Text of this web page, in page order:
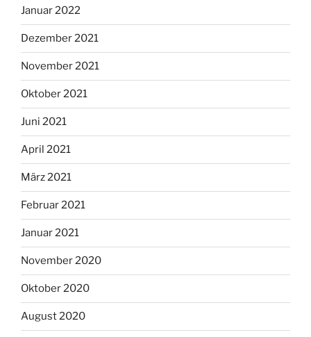
Januar 2022
Dezember 2021
November 2021
Oktober 2021
Juni 2021
April 2021
März 2021
Februar 2021
Januar 2021
November 2020
Oktober 2020
August 2020